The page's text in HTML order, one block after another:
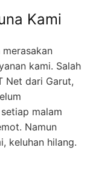
Kami
kami. Salah
Net dari Garut,
malam
Namun
keluhan hilang.